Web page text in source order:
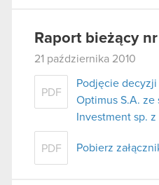
Raport bieżący
21 października 2010
PDF
Podjęcie decyzji
Optimus S.A. ze
Investment sp. z
PDF Pobierz